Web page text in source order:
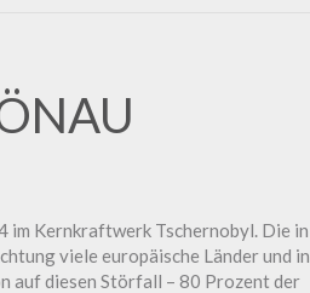
im Kernkraftwerk Tschernobyl. Die in
viele europäische Länder und in
auf diesen Störfall – 80 Prozent der